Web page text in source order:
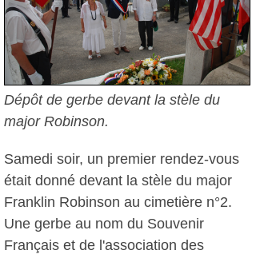
Dépôt de gerbe devant la stèle du
major Robinson.
Samedi soir, un premier rendez-vous
était donné devant la stèle du major
Franklin Robinson au cimetière n°2.
Une gerbe au nom du Souvenir
Français et de l'association des